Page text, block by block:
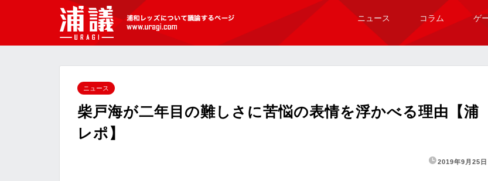
[浦議]浦和レッズについて議論するペ
ニュース コラム ゲ
ニュース
柴戸海が二年目の難しさに苦悩の表情を浮かべる理由【浦
レポ】
2019年9月25日